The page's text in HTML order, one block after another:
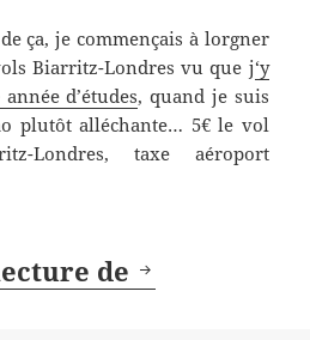
ça, je commençais à lorgner
Biarritz-Londres vu que j‘y
d’études, quand je suis
plutôt alléchante… 5€ le vol
Londres, taxe aéroport
de Ryanair :